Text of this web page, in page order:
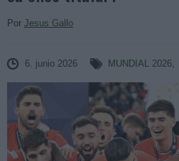
Por Jesus Gallo
6. junio 2026 MUNDIAL 2026,